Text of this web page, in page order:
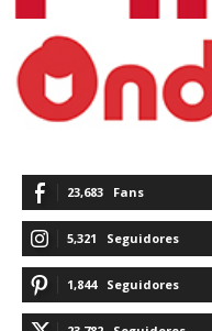
23,683 Fans
5,321 Seguidores
1,844 Seguidores